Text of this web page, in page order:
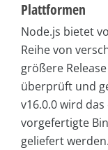
Plattformen
Node.js bietet
Reihe von
größere
überprüft und
v16.0.0 wird
vorgefertigte
geliefert